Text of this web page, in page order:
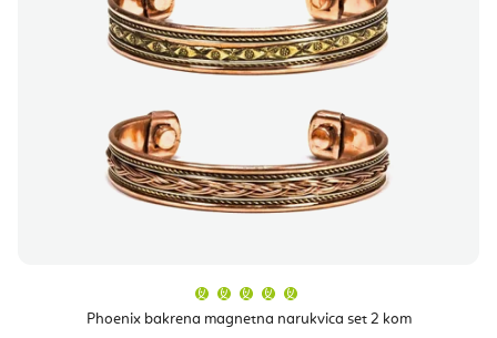
Phoenix bakrena magnetna narukvica set 2 kom
proizvoda
je